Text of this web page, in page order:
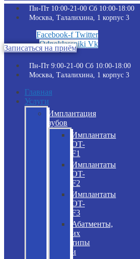
Пн-Пт 10:00-21-00 Сб 10:00-18:00​
Москва, Талалихина, 1 корпус 3
Facebook-f Twitter
Odnoklassniki Vk
Записаться на приём
Пн-Пт 9:00-21-00 Сб 10:00-18:00​
Москва, Талалихина, 1 корпус 3
Главная
Услуги
Имплантация
зубов
Имплантаты
OT-
F1
Имплантаты
OT-
F2
Имплантаты
OT-
F3
Абатменты,
их
типы
и